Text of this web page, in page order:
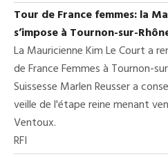
Tour de France femmes: la
s’impose à Tournon-sur-
La Mauricienne Kim Le Court a
de France Femmes à Tournon-
Suissesse Marlen Reusser a
veille de l'étape reine menant
Ventoux.
RFI